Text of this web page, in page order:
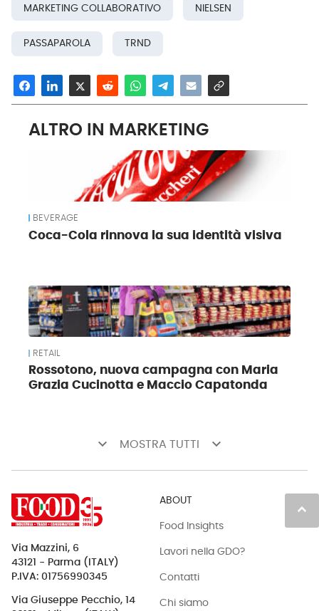
MARKETING COLLABORATIVO NIELSEN
PASSAPAROLA TRND
ALTRO IN MARKETING
BEVERAGE
Coca-Cola rinnova la sua identità visiva
RETAIL
Rossotono, nuova campagna con Maria
Grazia Cucinotta e Maccio Capatonda
keyboard_arrow_down MOSTRA TUTTI keyboard_arrow_down
keyboard_arrow_up
Via Mazzini, 6
43121 - Parma (ITALY)
P.IVA: 01756990345
Via Giuseppe Pecchio, 14
ABOUT
Food Insights
Lavori nella GDO?
Contatti
Chi siamo